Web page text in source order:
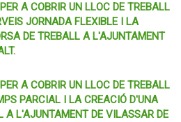
A COBRIR UN LLOC DE TREBALL
JORNADA FLEXIBLE I LA
DE TREBALL A L'AJUNTAMENT
A COBRIR UN LLOC DE TREBALL
PARCIAL I LA CREACIÓ D'UNA
A L'AJUNTAMENT DE VILASSAR DE